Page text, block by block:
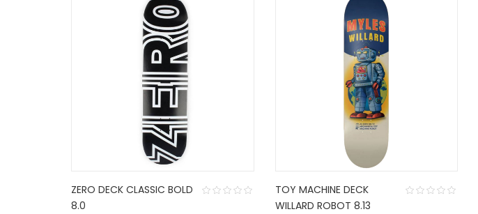
ZERO DECK CLASSIC BOLD
8.0
TOY MACHINE DECK
WILLARD ROBOT 8.13